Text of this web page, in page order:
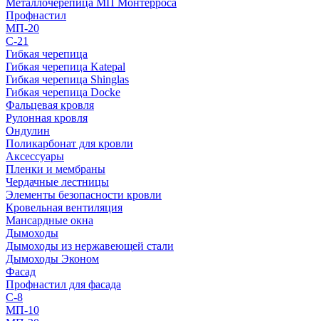
Профнастил
МП-20
С-21
Гибкая черепица
Гибкая черепица Katepal
Гибкая черепица Shinglas
Гибкая черепица Docke
Фальцевая кровля
Рулонная кровля
Ондулин
Поликарбонат для кровли
Аксессуары
Пленки и мембраны
Чердачные лестницы
Элементы безопасности кровли
Кровельная вентиляция
Мансардные окна
Дымоходы
Дымоходы из нержавеющей стали
Дымоходы Эконом
Фасад
Профнастил для фасада
С-8
МП-10